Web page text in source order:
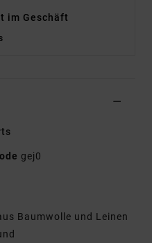
im Geschäft
gej0
Baumwolle und Leinen